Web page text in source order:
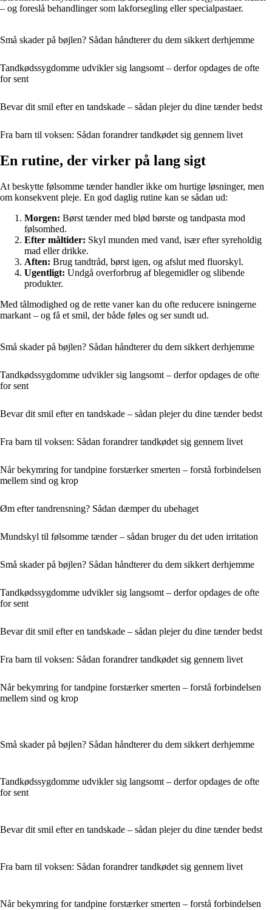
– og foreslå behandlinger som lakforsegling eller specialpastaer.
Små skader på bøjlen? Sådan håndterer du dem sikkert derhjemme
Tandkødssygdomme udvikler sig langsomt – derfor opdages de ofte
for sent
Bevar dit smil efter en tandskade – sådan plejer du dine tænder bedst
Fra barn til voksen: Sådan forandrer tandkødet sig gennem livet
En rutine, der virker på lang sigt
At beskytte følsomme tænder handler ikke om hurtige løsninger, men
om konsekvent pleje. En god daglig rutine kan se sådan ud:
Morgen: Børst tænder med blød børste og tandpasta mod
følsomhed.
Efter måltider: Skyl munden med vand, især efter syreholdig
mad eller drikke.
Aften: Brug tandtråd, børst igen, og afslut med fluorskyl.
Ugentligt: Undgå overforbrug af blegemidler og slibende
produkter.
Med tålmodighed og de rette vaner kan du ofte reducere isningerne
markant – og få et smil, der både føles og ser sundt ud.
Små skader på bøjlen? Sådan håndterer du dem sikkert derhjemme
Tandkødssygdomme udvikler sig langsomt – derfor opdages de ofte
for sent
Bevar dit smil efter en tandskade – sådan plejer du dine tænder bedst
Fra barn til voksen: Sådan forandrer tandkødet sig gennem livet
Når bekymring for tandpine forstærker smerten – forstå forbindelsen
mellem sind og krop
Øm efter tandrensning? Sådan dæmper du ubehaget
Mundskyl til følsomme tænder – sådan bruger du det uden irritation
Små skader på bøjlen? Sådan håndterer du dem sikkert derhjemme
Tandkødssygdomme udvikler sig langsomt – derfor opdages de ofte
for sent
Bevar dit smil efter en tandskade – sådan plejer du dine tænder bedst
Fra barn til voksen: Sådan forandrer tandkødet sig gennem livet
Når bekymring for tandpine forstærker smerten – forstå forbindelsen
mellem sind og krop
Små skader på bøjlen? Sådan håndterer du dem sikkert derhjemme
Tandkødssygdomme udvikler sig langsomt – derfor opdages de ofte
for sent
Bevar dit smil efter en tandskade – sådan plejer du dine tænder bedst
Fra barn til voksen: Sådan forandrer tandkødet sig gennem livet
Når bekymring for tandpine forstærker smerten – forstå forbindelsen